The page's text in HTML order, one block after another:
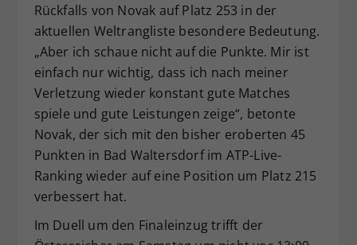
Rückfalls von Novak auf Platz 253 in der
aktuellen Weltrangliste besondere Bedeutung.
„Aber ich schaue nicht auf die Punkte. Mir ist
einfach nur wichtig, dass ich nach meiner
Verletzung wieder konstant gute Matches
spiele und gute Leistungen zeige“, betonte
Novak, der sich mit den bisher eroberten 45
Punkten in Bad Waltersdorf im ATP-Live-
Ranking wieder auf eine Position um Platz 215
verbessert hat.
Im Duell um den Finaleinzug trifft der